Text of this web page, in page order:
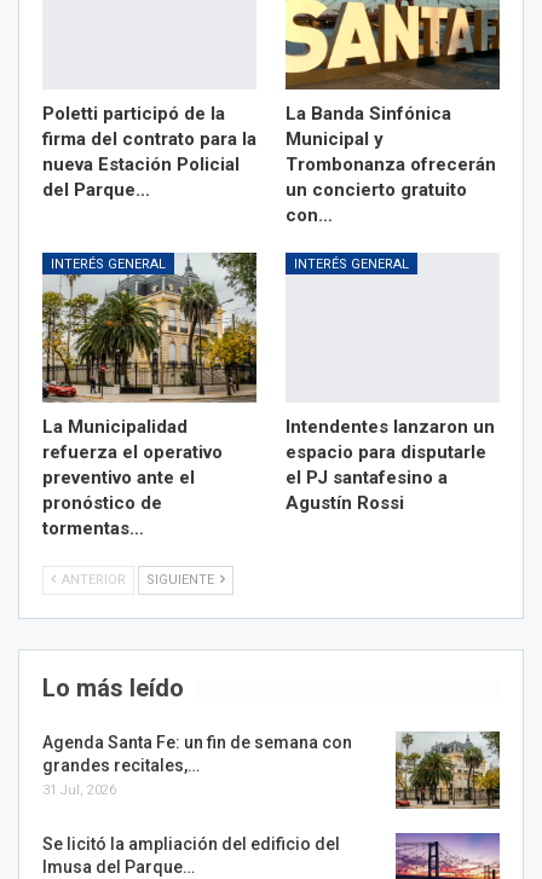
Poletti participó de la
firma del contrato para la
nueva Estación Policial
del Parque…
La Banda Sinfónica
Municipal y
Trombonanza ofrecerán
un concierto gratuito
con…
INTERÉS GENERAL
La Municipalidad
refuerza el operativo
preventivo ante el
pronóstico de
tormentas…
INTERÉS GENERAL
Intendentes lanzaron un
espacio para disputarle
el PJ santafesino a
Agustín Rossi
ANTERIOR SIGUIENTE
Lo más leído
Agenda Santa Fe: un fin de semana con
grandes recitales,…
31 Jul, 2026
Se licitó la ampliación del edificio del
Imusa del Parque…